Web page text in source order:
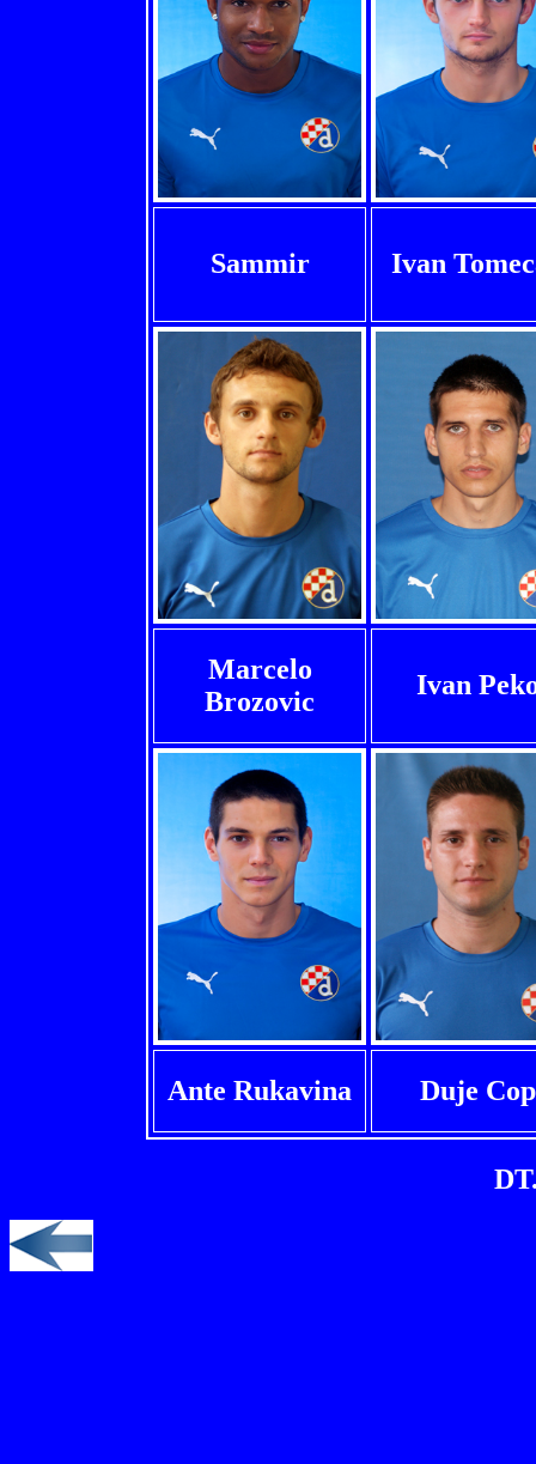
Sammir Ivan
Marcelo
Brozovic
Ivan
Ante Rukavina Duje Cop